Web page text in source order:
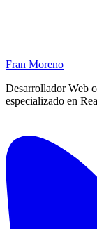
Fran Moreno
Desarrollador Web
especializado en